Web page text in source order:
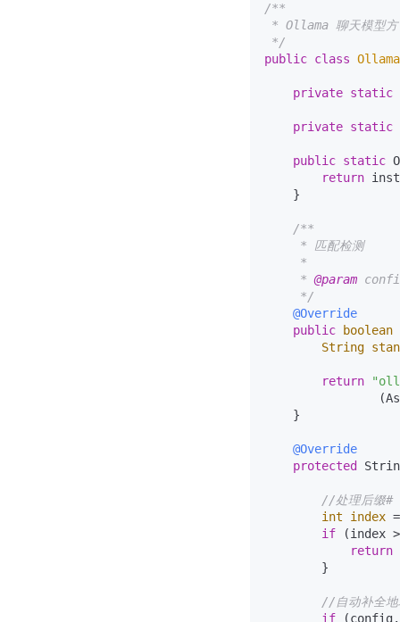
/**
* Ollama 聊天模型方
*/
public class
private static
private static
public static
return
    }
/**
     * 匹配检测
     *
     *
@param
     */
@Override
public
boolean
String
return
    }
@Override
protected
//处理后缀#
int
index =
if (index
return
        }
//自动补全地
if